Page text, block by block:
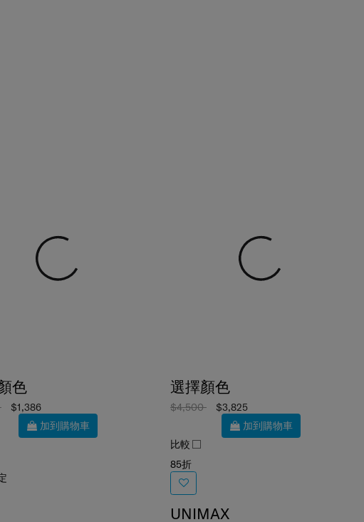
色
$1,386
加到購物車
選擇顏色
$4,500
$3,825
加到購物車
比較
85折
UNIMAX